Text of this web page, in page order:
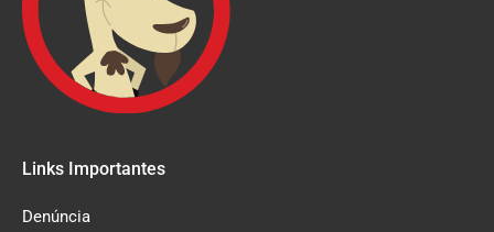
Links Importantes
Denúncia